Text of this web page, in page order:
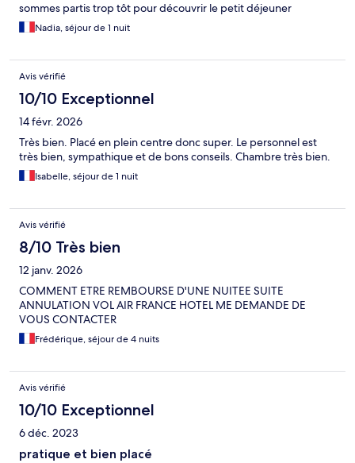
sommes partis trop tôt pour découvrir le petit déjeuner
Nadia, séjour de 1 nuit
Avis vérifié
10/10 Exceptionnel
14 févr. 2026
Très bien. Placé en plein centre donc super. Le personnel est
très bien, sympathique et de bons conseils. Chambre très bien.
Isabelle, séjour de 1 nuit
Avis vérifié
8/10 Très bien
12 janv. 2026
COMMENT ETRE REMBOURSE D'UNE NUITEE SUITE
ANNULATION VOL AIR FRANCE HOTEL ME DEMANDE DE
VOUS CONTACTER
Frédérique, séjour de 4 nuits
Avis vérifié
10/10 Exceptionnel
6 déc. 2023
pratique et bien placé